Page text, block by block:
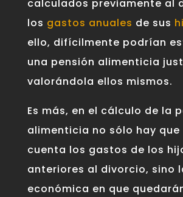
calculados previamente al
los gastos anuales de sus
ello, difícilmente podrían
una pensión alimenticia
valorándola ellos mismos.
Es más, en el cálculo de la
alimenticia no sólo hay que
cuenta los gastos de los
anteriores al divorcio, sino
económica en que